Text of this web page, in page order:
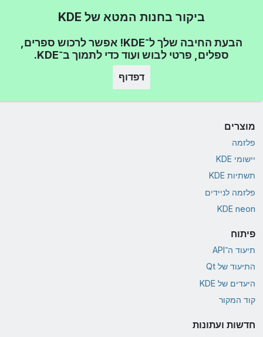
ביקור בחנות המטא של KDE
הבעת החיבה שלך ל־KDE! אפשר לרכוש ספרים,
ספלים, פרטי לבוש ועוד כדי לתמוך ב־KDE.
דפדוף
מוצרים
פלזמה
יישומי KDE
תשתיות KDE
פלזמה לניידים
KDE neon
פיתוח
תיעוד ה־API
התיעוד של Qt
היעדים של KDE
קוד המקור
חדשות ועתונות